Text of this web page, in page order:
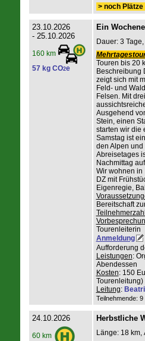
> noch
23.10.2026
- 25.10.2026
160 km
57 kg CO2e
Ein
Dauer: 3
Touren bis 20
Beschreibung
zeigt sich mit
Feld- und
Felsen. Mit
Ausgehend
Stein, einen
starten wir die
Samstag ist
den Alpen
Abreisetages
Nachmittag
Wir wohnen in
DZ mit
Eigenregie,
Bereitschaft
Tourenleiterin
Anmeldung
Aufforderung
Leistungen:
Abendessen
Kosten: 150
Tourenleitung)
Leitung:
Teilnehmende:
24.10.2026
60 km
Herbstliche
Länge: 18 km,